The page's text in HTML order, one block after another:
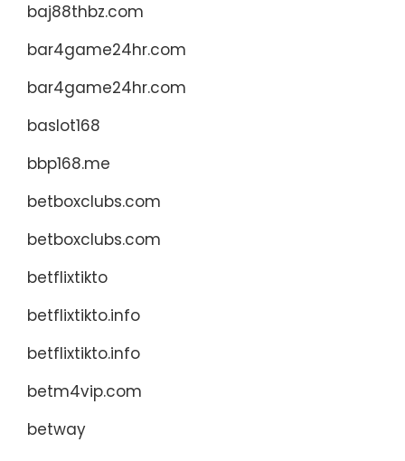
baj88thbz.com
bar4game24hr.com
bar4game24hr.com
baslot168
bbp168.me
betboxclubs.com
betboxclubs.com
betflixtikto
betflixtikto.info
betflixtikto.info
betm4vip.com
betway